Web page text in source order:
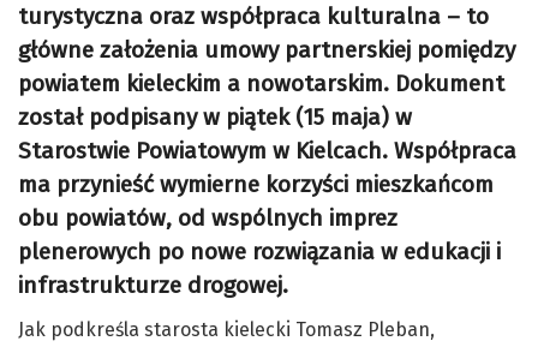
turystyczna oraz współpraca kulturalna – to
główne założenia umowy partnerskiej pomiędzy
powiatem kieleckim a nowotarskim. Dokument
został podpisany w piątek (15 maja) w
Starostwie Powiatowym w Kielcach. Współpraca
ma przynieść wymierne korzyści mieszkańcom
obu powiatów, od wspólnych imprez
plenerowych po nowe rozwiązania w edukacji i
infrastrukturze drogowej.
Jak podkreśla starosta kielecki Tomasz Pleban,